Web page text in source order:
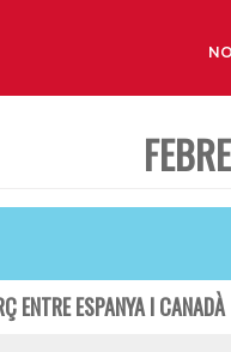
ENTRE ESPANYA I CANADÀ